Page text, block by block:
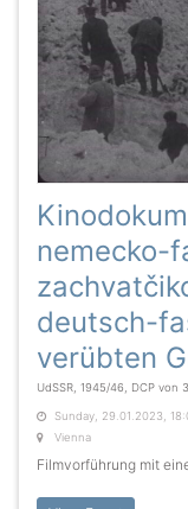
nemecko-
deutsch-
verübten
UdSSR, 1945/46, DCP von
Sunday, 29.01.2023,
Vienna
Filmvorführung mit